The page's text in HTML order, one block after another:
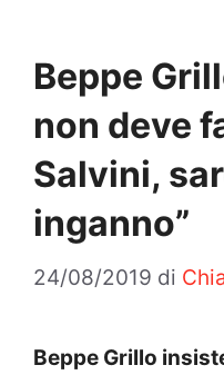
Beppe
non deve
Salvini,
inganno”
24/08/2019 di
Beppe Grillo